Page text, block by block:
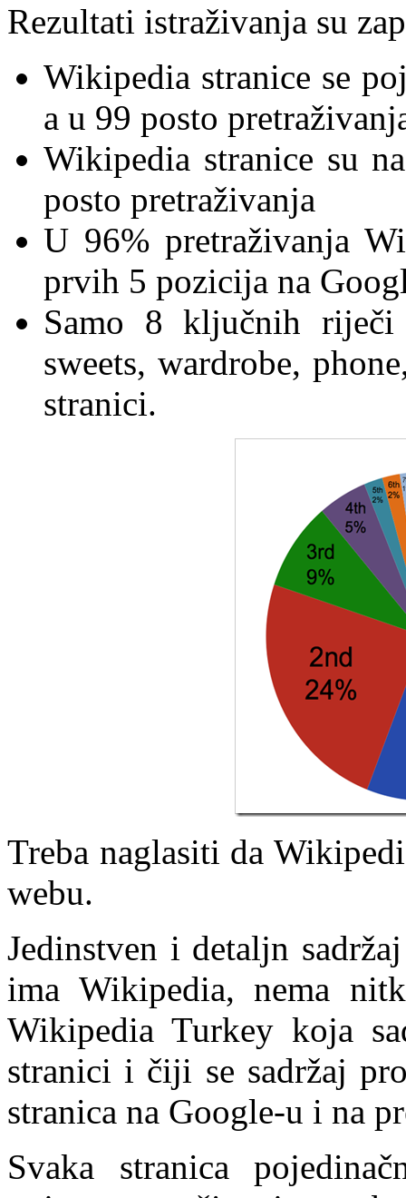
Rezultati istraživanja su
Wikipedia stranice se
a u 99 posto
Wikipedia stranice su
posto pretraživanja
U 96% pretraživanja
prvih 5 pozicija na
Samo 8 ključnih riječi
sweets, wardrobe,
stranici.
Treba naglasiti da
webu.
Jedinstven i detaljn
ima Wikipedia, nema
Wikipedia Turkey koja
stranici i čiji se sadržaj
stranica na Google-u i na
Svaka stranica